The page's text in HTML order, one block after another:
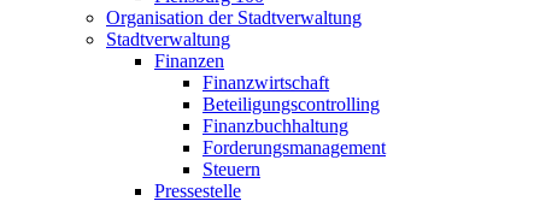
Organisation der Stadtverwaltung
Stadtverwaltung
Finanzen
Finanzwirtschaft
Beteiligungscontrolling
Finanzbuchhaltung
Forderungsmanagement
Steuern
Pressestelle